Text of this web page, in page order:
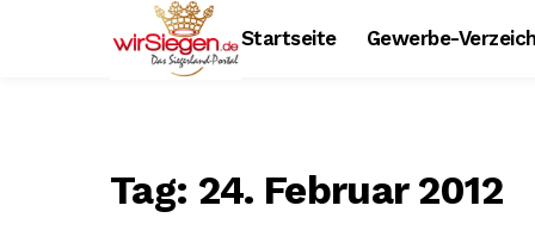
Startseite Gewerbe-
Tag: 24. Februar 2012